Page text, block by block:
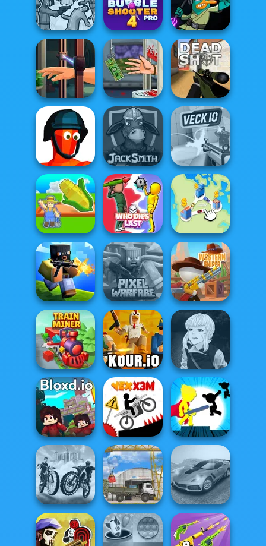
Zombie
Outbreak Arena
Zombie Last
Castle
Stupid Zombies
Squid Battle
Simulator
Bubble Shooter
Pro 4
Agent P Rebel
Spy
Hand Me The
Goods
Handless
Millionaire
Deadshot.io
Funny Shooter Jacksmith Veck.io
My Garden
Journey
Who Dies Last State Connect
Poxel.io
Minecraft Pixel
Warfare
Western Sniper
Train Miner Kour.io
Manga Creator
Vampire Hunter
Bloxd.io Vex X3M
Stickman The
Flash